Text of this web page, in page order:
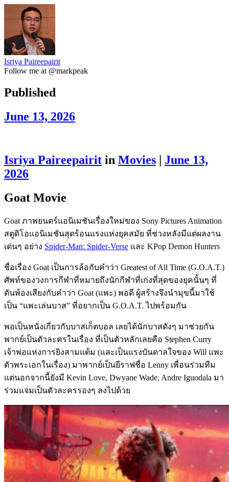
Isriya Paireepairit
Follow me at @markpeak
Published
June 13, 2026
Isriya Paireepairit in Movies | June 13,
2026
Goat Movie
Goat ภาพยนตร์แอนิเมชันเรื่องใหม่ของ Sony Pictures Animation
สตูดิโอแอนิเมชันสุดร้อนแรงแห่งยุคสมัย ที่ช่วงหลังมีแต่ผลงาน
เด่นๆ อย่าง Spider-Man: Spider-Verse และ KPop Demon Hunters
ชื่อเรื่อง Goat เป็นการล้อกับคำว่า Greatest of All Time (G.O.A.T.)
ศัพท์ของวงการกีฬาที่หมายถึงนักกีฬาที่เก่งที่สุดของยุคนั้นๆ ที่
ดันพ้องเสียงกับคำว่า Goat (แพะ) พอดี ผู้สร้างจึงนำมุขนี้มาใช้
เป็น “แพะเล่นบาส” ที่อยากเป็น G.O.A.T. ไปพร้อมกัน
พอเป็นหนังเกี่ยวกับบาสเก็ตบอล เลยได้นักบาสดังๆ มาช่วยกัน
พากย์เป็นตัวละครในเรื่อง ที่เป็นตัวหลักเลยคือ Stephen Curry
เจ้าพ่อแห่งการยิงสามแต้ม (และเป็นแรงบันดาลใจของ Will แพะ
ตัวพระเอกในเรื่อง) มาพากย์เป็นยีราฟชื่อ Lenny เพื่อนร่วมทีม
แต่นอกจากนี้ยังมี Kevin Love, Dwyane Wade, Andre Iguodala มา
ร่วมแจมเป็นตัวละครรองๆ ลงไปด้วย